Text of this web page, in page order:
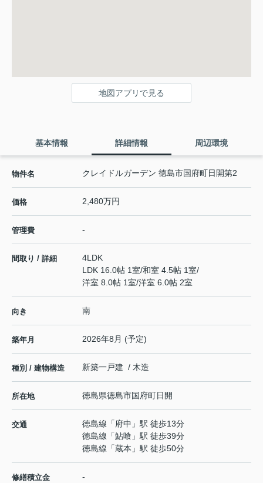
地図アプリで見る
基本情報 詳細情報 周辺環境
物件名 クレイドルガーデン 徳島市国府町日開第2
価格 2,480万円
管理費 -
間取り / 詳細
4LDK
LDK 16.0帖 1室/和室 4.5帖 1室/
洋室 8.0帖 1室/洋室 6.0帖 2室
向き 南
築年月 2026年8月 (予定)
種別 / 建物構造 新築一戸建 / 木造
所在地 徳島県徳島市国府町日開
交通 徳島線 「府中 」駅 徒歩13分
徳島線 「鮎喰 」駅 徒歩39分
徳島線 「蔵本 」駅 徒歩50分
修繕積立金 -